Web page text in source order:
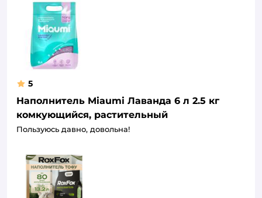
5
Наполнитель Miaumi Лаванда 6 л 2.5 кг
комкующийся, растительный
Пользуюсь давно, довольна!